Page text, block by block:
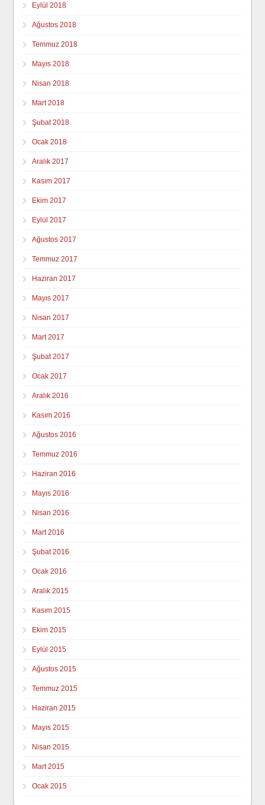
Eylül 2018
Ağustos 2018
Temmuz 2018
Mayıs 2018
Nisan 2018
Mart 2018
Şubat 2018
Ocak 2018
Aralık 2017
Kasım 2017
Ekim 2017
Eylül 2017
Ağustos 2017
Temmuz 2017
Haziran 2017
Mayıs 2017
Nisan 2017
Mart 2017
Şubat 2017
Ocak 2017
Aralık 2016
Kasım 2016
Ağustos 2016
Temmuz 2016
Haziran 2016
Mayıs 2016
Nisan 2016
Mart 2016
Şubat 2016
Ocak 2016
Aralık 2015
Kasım 2015
Ekim 2015
Eylül 2015
Ağustos 2015
Temmuz 2015
Haziran 2015
Mayıs 2015
Nisan 2015
Mart 2015
Ocak 2015